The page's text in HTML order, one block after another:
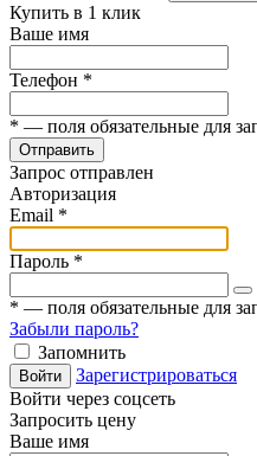
Купить в 1 клик
Ваше имя
Телефон *
* — поля обязательные для
Отправить
Запрос отправлен
Авторизация
Email *
Пароль *
* — поля обязательные для
Забыли пароль?
Запомнить
Войти
Зарегистрироваться
Войти через соцсеть
Запросить цену
Ваше имя